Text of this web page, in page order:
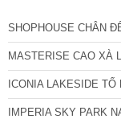
SHOPHOUSE CHÂN
MASTERISE CAO XÀ
ICONIA LAKESIDE
IMPERIA SKY PARK